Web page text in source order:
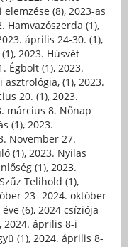
elemzése (8), 2023-as
Hamvazószerda (1),
április 24-30. (1),
, 2023. Húsvét
Égbolt (1), 2023.
asztrológia, (1), 2023.
20. (1), 2023.
március 8. Nőnap
(1), 2023.
November 27.
(1), 2023. Nyilas
(1), 2023.
Telihold (1),
23- 2024. október
(6), 2024 csíziója
2024. április 8-i
(1), 2024. április 8-